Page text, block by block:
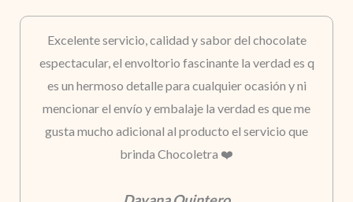
Excelente servicio, calidad y sabor del chocolate
espectacular, el envoltorio fascinante la verdad es q
es un hermoso detalle para cualquier ocasión y ni
mencionar el envío y embalaje la verdad es que me
gusta mucho adicional al producto el servicio que
brinda Chocoletra ❤️